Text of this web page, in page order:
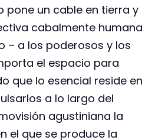
pone un cable en tierra y
cabalmente humana
– a los poderosos y los
el espacio para
que lo esencial reside en
a lo largo del
agustiniana la
el que se produce la